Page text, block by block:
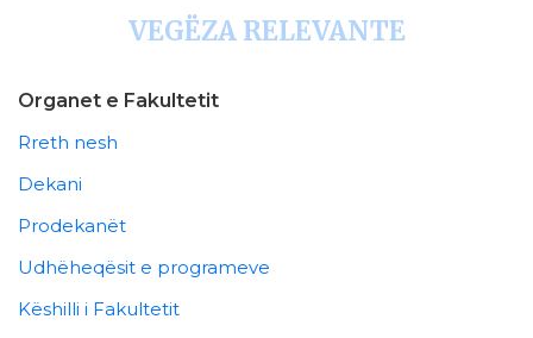
VEGËZA RELEVANTE
Organet e Fakultetit
Rreth nesh
Dekani
Prodekanët
Udhëheqësit e programeve
Këshilli i Fakultetit